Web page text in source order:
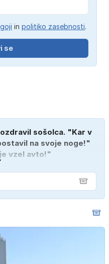
in politiko zasebnosti.
se
sošolca. "Kar v
na svoje noge!"
vzel avto!"